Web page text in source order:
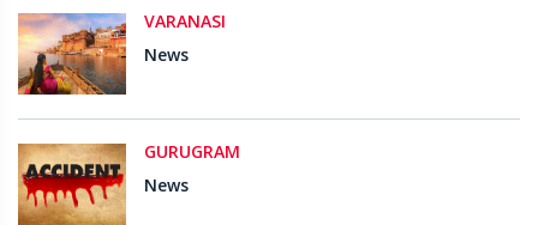
VARANASI
News
GURUGRAM
News